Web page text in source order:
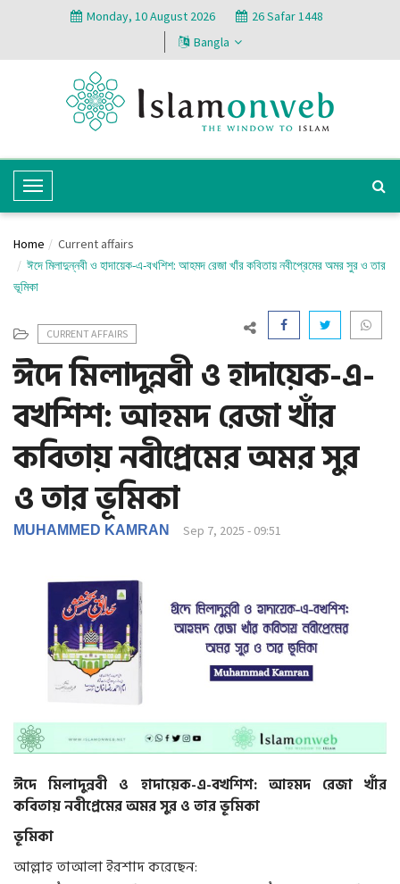
Monday, 10 August 2026
26 Safar 1448
Bangla
T
o
g
l
e
a
v
i
g
a
t
i
n
Home
Current affairs
ঈদে মিলাদুন্নবী ও হাদায়েক-এ-বখশিশ: আহমদ রেজা খাঁর কবিতায় নবীপ্রেমের অমর সুর ও তার
ভূমিকা
CURRENT AFFAIRS
ঈদে মিলাদুন্নবী ও হাদায়েক-এ-
বখশিশ: আহমদ রেজা খাঁর
কবিতায় নবীপ্রেমের অমর সুর
ও তার ভূমিকা
MUHAMMED KAMRAN Sep 7, 2025 - 09:51
ঈদে মিলাদুন্নবী ও হাদায়েক-এ-বখশিশ: আহমদ রেজা খাঁর
কবিতায়নবীপ্রেমেরঅমরসুরওতারভূমিকা
ভূমিকা
আল্লাহতাআলাইরশাদকরেছেন: